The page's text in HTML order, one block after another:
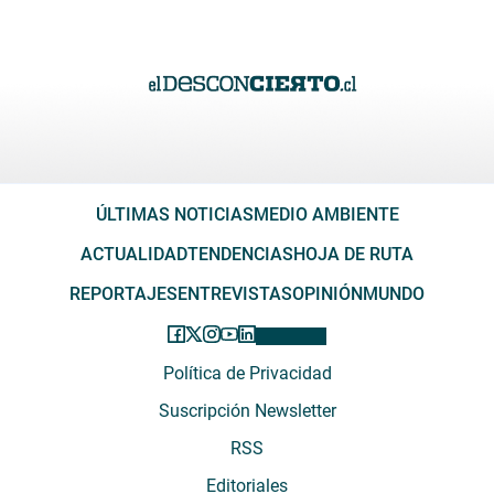
ÚLTIMAS NOTICIASMEDIO AMBIENTE
ACTUALIDADTENDENCIASHOJA DE RUTA
REPORTAJESENTREVISTASOPINIÓNMUNDO
Política de Privacidad
Suscripción Newsletter
RSS
Editoriales